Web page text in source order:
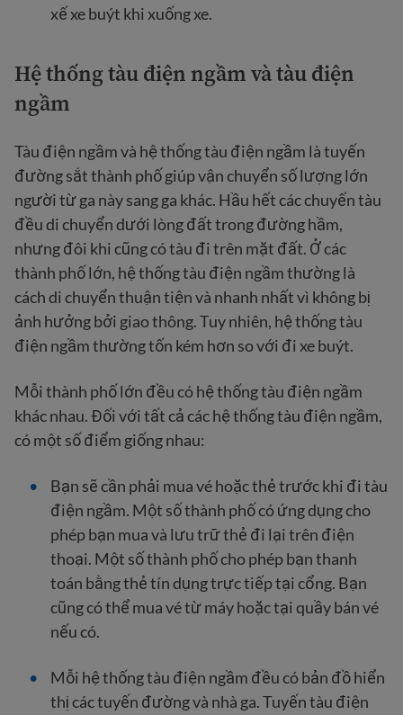
xế xe buýt khi xuống xe.
Hệ thống tàu điện ngầm và tàu điện
ngầm
Tàu điện ngầm và hệ thống tàu điện ngầm là tuyến
đường sắt thành phố giúp vận chuyển số lượng lớn
người từ ga này sang ga khác. Hầu hết các chuyến tàu
đều di chuyển dưới lòng đất trong đường hầm,
nhưng đôi khi cũng có tàu đi trên mặt đất. Ở các
thành phố lớn, hệ thống tàu điện ngầm thường là
cách di chuyển thuận tiện và nhanh nhất vì không bị
ảnh hưởng bởi giao thông. Tuy nhiên, hệ thống tàu
điện ngầm thường tốn kém hơn so với đi xe buýt.
Mỗi thành phố lớn đều có hệ thống tàu điện ngầm
khác nhau. Đối với tất cả các hệ thống tàu điện ngầm,
có một số điểm giống nhau:
Bạn sẽ cần phải mua vé hoặc thẻ trước khi đi tàu
điện ngầm. Một số thành phố có ứng dụng cho
phép bạn mua và lưu trữ thẻ đi lại trên điện
thoại. Một số thành phố cho phép bạn thanh
toán bằng thẻ tín dụng trực tiếp tại cổng. Bạn
cũng có thể mua vé từ máy hoặc tại quầy bán vé
nếu có.
Mỗi hệ thống tàu điện ngầm đều có bản đồ hiển
thị các tuyến đường và nhà ga. Tuyến tàu điện